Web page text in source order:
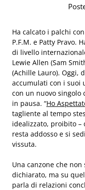
Ha calcato i palchi
P.F.M. e Patty Pravo.
di livello
Lewie Allen (Sam
(Achille Lauro). Oggi,
accumulati con i suoi
con un nuovo singolo
in pausa. “Ho
tagliente al tempo
idealizzato, proibito –
resta addosso e si
vissuta.
Una canzone che
dichiarato, ma su
parla di relazioni